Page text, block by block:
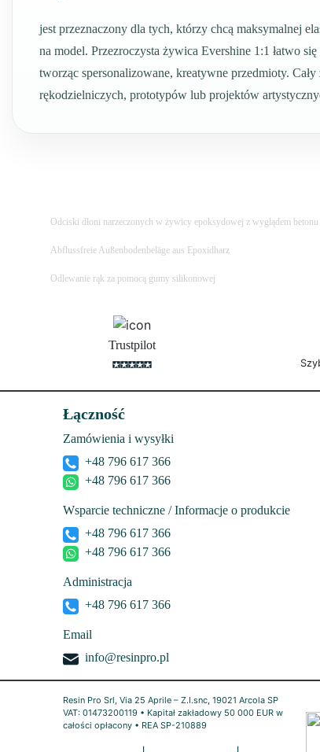
jest przeznaczony dla tych, którzy chcą maksymalnej
na model. Przezroczysta żywica Evershine 1:1 łatwo
tworząc spersonalizowane, kreatywne przedmioty.
rękodzielniczych, prototypów lub projektów
Odciski dłoni narzeczonych w żywicy epoksydowej z wyglądem betonu
Abflussfreie Außenbodenbeläge aus Epoxidharz
Odlewanie rąk za pomocą gumy silikonowej
Trustpilot
Łączność
Zamówienia i wysyłki
+48 796 617 366
+48 796 617 366
Wsparcie techniczne / Informacje o produkcie
+48 796 617 366
+48 796 617 366
Administracja
+48 796 617 366
Email
info@resinpro.pl
Resin Pro Srl, Via 25 Aprile – Z.I.snc, 19021 Arcola SP
VAT: 01473200119 • Kapitał zakładowy 50 000 EUR w
całości opłacony • REA SP-210889